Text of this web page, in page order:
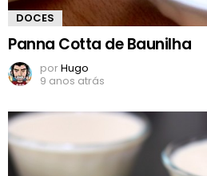
DOCES
Panna Cotta de Baunilha
porHugo
9 anos atrás